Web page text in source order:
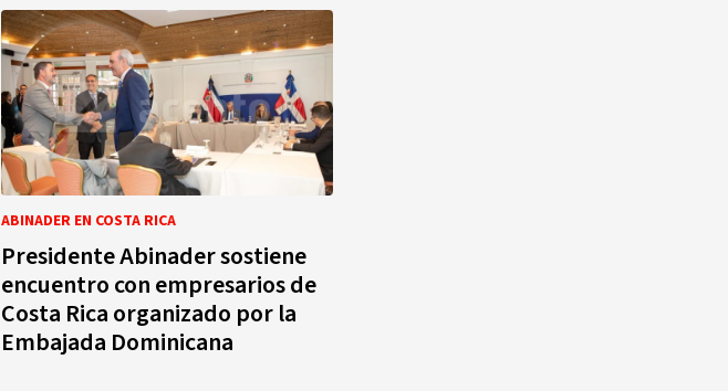
ABINADER EN COSTA RICA
Presidente Abinader sostiene
encuentro con empresarios de
Costa Rica organizado por la
Embajada Dominicana